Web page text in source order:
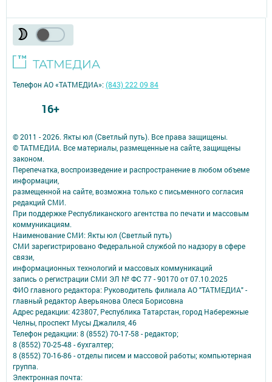
© 2011 - 2026. Якты юл (Светлый путь). Все права защищены.
© ТАТМЕДИА. Все материалы, размещенные на сайте, защищены
законом.
Перепечатка, воспроизведение и распространение в любом объеме
информации,
размещенной на сайте, возможна только с письменного согласия
редакций СМИ.
При поддержке Республиканского агентства по печати и массовым
коммуникациям.
Наименование СМИ: Якты юл (Светлый путь)
СМИ зарегистрировано Федеральной службой по надзору в сфере
связи,
информационных технологий и массовых коммуникаций
запись о регистрации СМИ ЭЛ № ФС 77 - 90170 от 07.10.2025
ФИО главного редактора: Руководитель филиала АО "ТАТМЕДИА" -
главный редактор Аверьянова Олеся Борисовна
Адрес редакции: 423807, Республика Татарстан, город Набережные
Челны, проспект Мусы Джалиля, 46
Телефон редакции: 8 (8552) 70-17-58 - редактор;
8 (8552) 70-25-48 - бухгалтер;
8 (8552) 70-16-86 - отделы писем и массовой работы; компьютерная
группа.
Электронная почта:
Телефон АО «ТАТМЕДИА»:(843) 222 09 84
16+